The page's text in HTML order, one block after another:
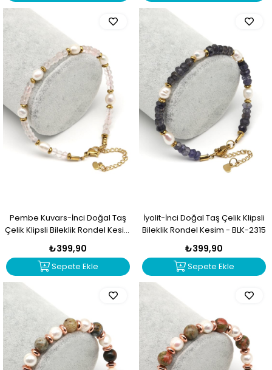
Pembe Kuvars-İnci Doğal Taş
Çelik Klipsli Bileklik Rondel Kesim
- BLK-2316
₺399,90
Sepete Ekle
İyolit-İnci Doğal Taş Çelik Klipsli
Bileklik Rondel Kesim - BLK-2315
₺399,90
Sepete Ekle